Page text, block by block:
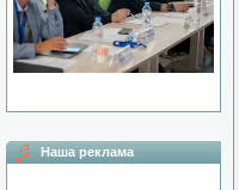
Наша реклама